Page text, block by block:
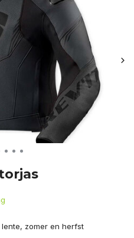
zomer en herfst